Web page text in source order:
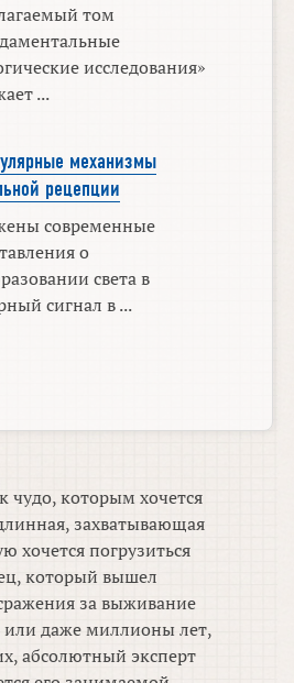
том
исследования»
...
механизмы
рецепции
современные
о
света в
сигнал в ...
которым хочется
захватывающая
хочется погрузиться
который вышел
за выживание
даже миллионы лет,
абсолютный эксперт